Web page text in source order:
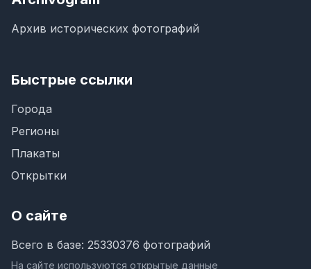
Архив исторических фотографий
Быстрые ссылки
Города
Регионы
Плакаты
Открытки
О сайте
Всего в базе: 25330376 фотографий
На сайте используются открытые данные